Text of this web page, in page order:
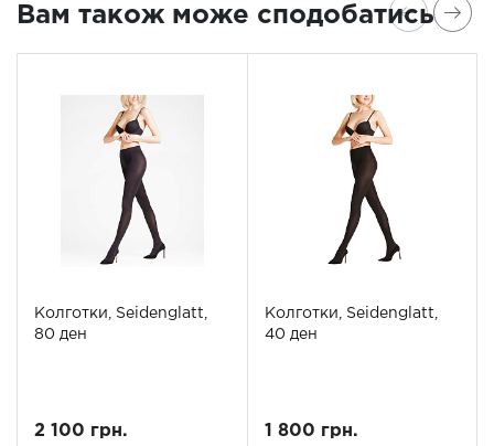
Вам також може сподобатись
Колготки, Seidenglatt,
80 ден
2 100 грн.
Колготки, Seidenglatt,
40 ден
1 800 грн.